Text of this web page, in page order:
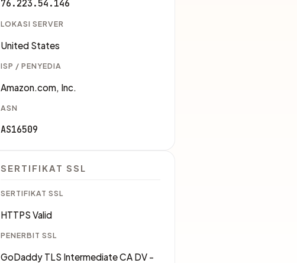
76.223.54.146
LOKASI SERVER
United States
ISP / PENYEDIA
Amazon.com, Inc.
ASN
AS16509
SERTIFIKAT SSL
SERTIFIKAT SSL
HTTPS Valid
PENERBIT SSL
GoDaddy TLS Intermediate CA DV -